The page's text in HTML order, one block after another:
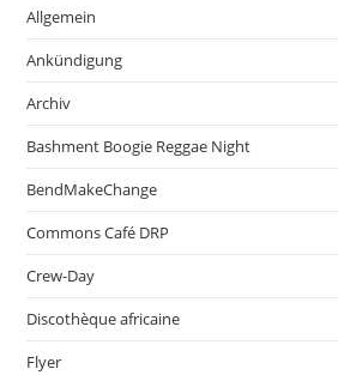
Allgemein
Ankündigung
Archiv
Bashment Boogie Reggae Night
BendMakeChange
Commons Café DRP
Crew-Day
Discothèque africaine
Flyer